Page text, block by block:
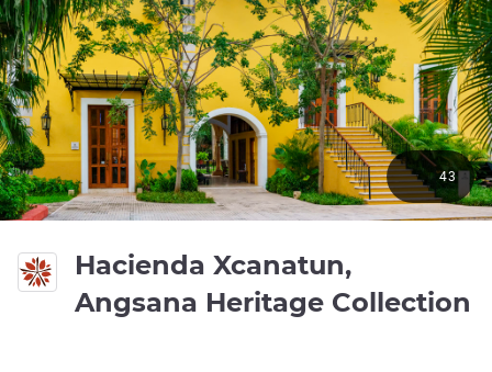
Hacienda Xcanatun,
Angsana Heritage Collection
43